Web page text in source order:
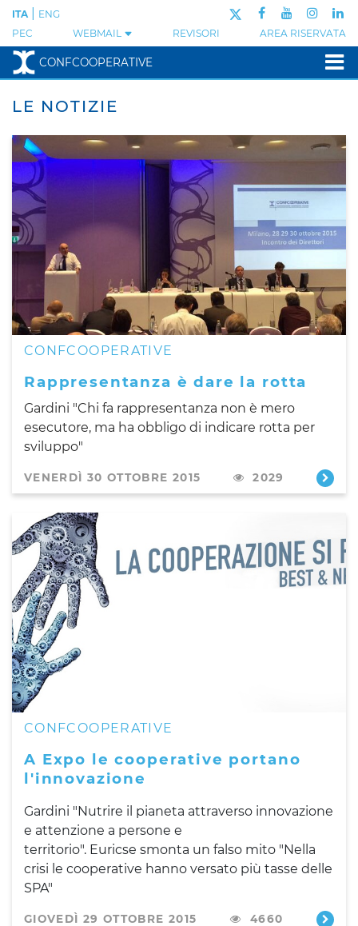
PEC WEBMAIL REVISORI AREA RISERVATA
ITA ENG
CONFCOOPERATIVE
LE NOTIZIE
CONFCOOPERATIVE
Rappresentanza è dare la rotta
Gardini "Chi fa rappresentanza non è mero
esecutore, ma ha obbligo di indicare rotta per
sviluppo"
VENERDÌ 30 OTTOBRE 2015 2029
CONFCOOPERATIVE
A Expo le cooperative portano
l'innovazione
Gardini "Nutrire il pianeta attraverso innovazione
e attenzione a persone e
territorio". Euricse smonta un falso mito "Nella
crisi le cooperative hanno versato più tasse delle
SPA"
GIOVEDÌ 29 OTTOBRE 2015 4660